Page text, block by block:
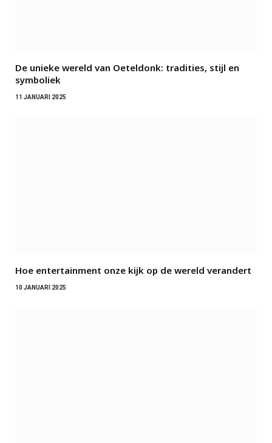
De unieke wereld van Oeteldonk: tradities, stijl en
symboliek
11 JANUARI 2025
Hoe entertainment onze kijk op de wereld verandert
10 JANUARI 2025